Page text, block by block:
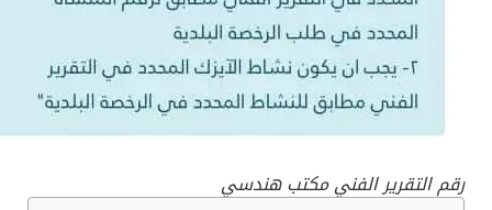
التقرير الفني مكتب هندسي